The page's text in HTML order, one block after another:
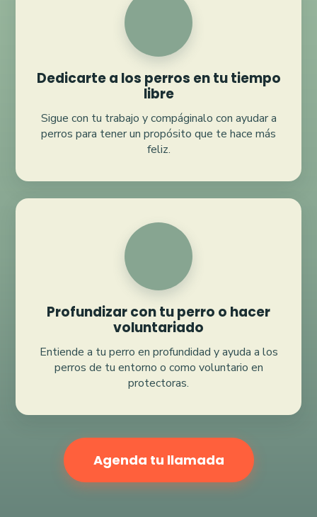
Dedicarte a los perros en tu tiempo
libre
Sigue con tu trabajo y compáginalo con ayudar a
perros para tener un propósito que te hace más
feliz.
Profundizar con tu perro o hacer
voluntariado
Entiende a tu perro en profundidad y ayuda a los
perros de tu entorno o como voluntario en
protectoras.
Agenda tu llamada